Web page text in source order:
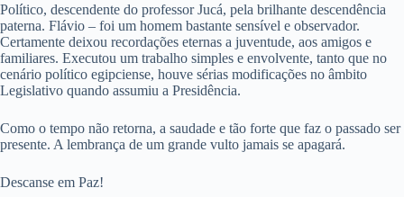
Político, descendente do professor Jucá, pela brilhante descendência
paterna. Flávio – foi um homem bastante sensível e observador.
Certamente deixou recordações eternas a juventude, aos amigos e
familiares. Executou um trabalho simples e envolvente, tanto que no
cenário político egipciense, houve sérias modificações no âmbito
Legislativo quando assumiu a Presidência.
Como o tempo não retorna, a saudade e tão forte que faz o passado ser
presente. A lembrança de um grande vulto jamais se apagará.
Descanse em Paz!